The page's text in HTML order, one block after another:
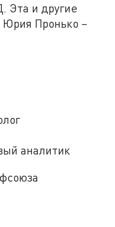
Эта и другие
Пронько –
аналитик